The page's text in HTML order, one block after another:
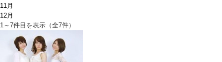
11月
12月
1～7件目を表示（全7件）